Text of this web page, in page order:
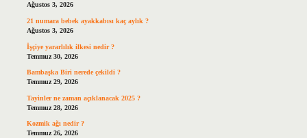
Ağustos 3, 2026
21 numara bebek ayakkabısı kaç aylık ?
Ağustos 3, 2026
İşçiye yararlılık ilkesi nedir ?
Temmuz 30, 2026
Bambaşka Biri nerede çekildi ?
Temmuz 29, 2026
Tayinler ne zaman açıklanacak 2025 ?
Temmuz 28, 2026
Kozmik ağı nedir ?
Temmuz 26, 2026